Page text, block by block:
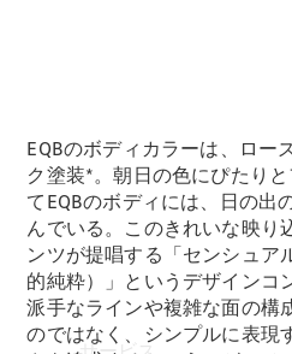
EQBのボディカラーは、ロー
ク塗装*。朝日の色にぴたり
てEQBのボディには、日の出
んでいる。このきれいな映り
ンツが提唱する「センシュア
的純粋）」というデザインコ
派手なラインや複雑な面の構
のではなく、シンプルに表現